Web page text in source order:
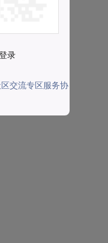
录
区交流专区服务协